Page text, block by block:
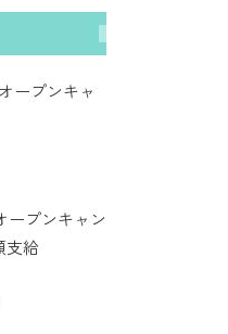
ープンキャ
ープンキャン
支給